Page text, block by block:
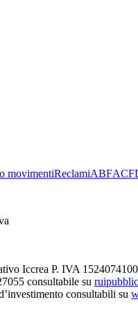
movimentiReclamiABFACF
Iccrea P. IVA
consultabile su
consultabili su